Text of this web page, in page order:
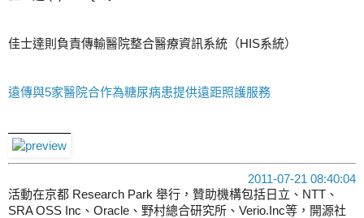
佳士達則負責傳輸醫院整合醫療資訊系統（HIS系統）
遠傳與5家醫院合作為糖尿病患提供遠距照護服務
2011-07-21 08:40:04
活動在京都 Research Park 舉行，贊助機構包括日立、NTT、
SRA OSS Inc、Oracle、野村總合研究所、Verio.Inc等，開源社